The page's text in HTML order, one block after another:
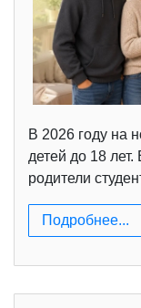
В 2026 году на
детей до 18
родители
Подробнее...